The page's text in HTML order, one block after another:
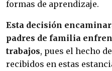
formas de aprendizaje.
Esta decisión
padres de familia
trabajos, pues el hecho
recibidos en estas